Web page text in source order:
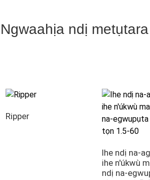
Ngwaahịa ndị
Ripper
Ihe ndị na-
ihe n'úkwù
ndị na-